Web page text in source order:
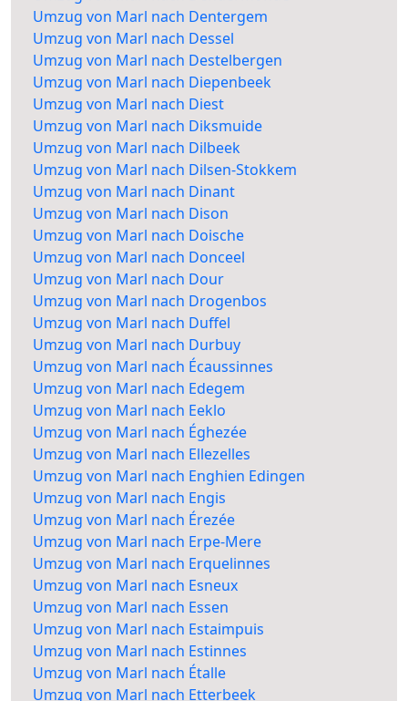
Umzug von Marl nach Dentergem
Umzug von Marl nach Dessel
Umzug von Marl nach Destelbergen
Umzug von Marl nach Diepenbeek
Umzug von Marl nach Diest
Umzug von Marl nach Diksmuide
Umzug von Marl nach Dilbeek
Umzug von Marl nach Dilsen-Stokkem
Umzug von Marl nach Dinant
Umzug von Marl nach Dison
Umzug von Marl nach Doische
Umzug von Marl nach Donceel
Umzug von Marl nach Dour
Umzug von Marl nach Drogenbos
Umzug von Marl nach Duffel
Umzug von Marl nach Durbuy
Umzug von Marl nach Écaussinnes
Umzug von Marl nach Edegem
Umzug von Marl nach Eeklo
Umzug von Marl nach Éghezée
Umzug von Marl nach Ellezelles
Umzug von Marl nach Enghien Edingen
Umzug von Marl nach Engis
Umzug von Marl nach Érezée
Umzug von Marl nach Erpe-Mere
Umzug von Marl nach Erquelinnes
Umzug von Marl nach Esneux
Umzug von Marl nach Essen
Umzug von Marl nach Estaimpuis
Umzug von Marl nach Estinnes
Umzug von Marl nach Étalle
Umzug von Marl nach Etterbeek